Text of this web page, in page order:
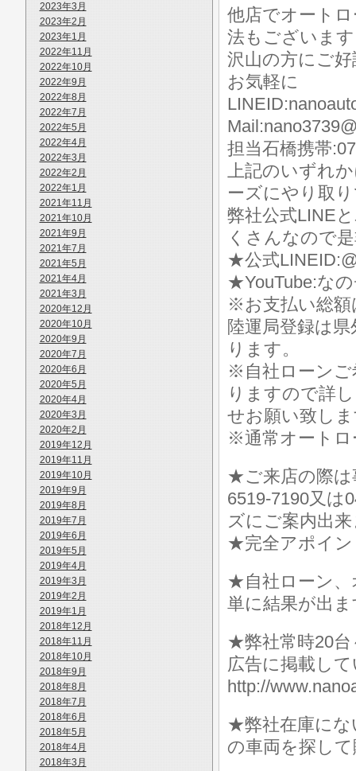
2023年3月
2023年2月
2023年1月
2022年11月
2022年10月
2022年9月
2022年8月
2022年7月
2022年5月
2022年4月
2022年3月
2022年2月
2022年1月
2021年11月
2021年10月
2021年9月
2021年7月
2021年5月
2021年4月
2021年3月
2020年12月
2020年10月
2020年9月
2020年7月
2020年6月
2020年5月
2020年4月
2020年3月
2020年2月
2019年12月
2019年11月
2019年10月
2019年9月
2019年8月
2019年7月
2019年6月
2019年5月
2019年4月
2019年3月
2019年2月
2019年1月
2018年12月
2018年11月
2018年10月
2018年9月
2018年8月
2018年7月
2018年6月
2018年5月
2018年4月
2018年3月
他店でオート
法もございま
沢山の方にご
お気軽に
担当石橋携帯
上記のいずれ
ーズにやり取
弊社公式LINE
くさんなので
★公式
★YouTube:な
※お支払い総額
陸運局登録は
ります。
※自社ローンご
りますので詳
せお願い致し
※通常オートロ
★ご来店の際は
6519-7190又は
ズにご案内出
★完全アポイ
★自社ローン、
単に結果が出
★弊社常時20台
広告に掲載し
http://
★弊社在庫にな
の車両を探し